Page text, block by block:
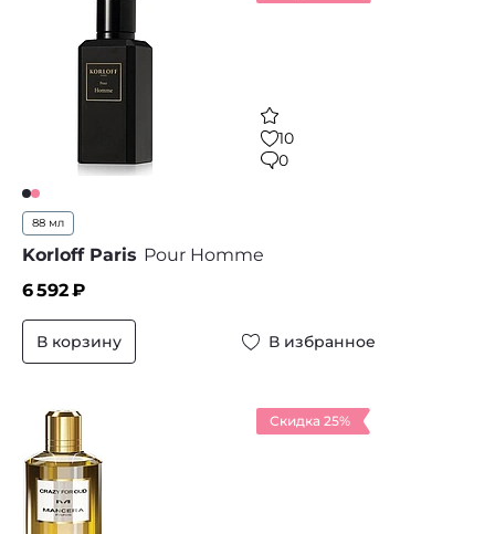
10
0
88 мл
Korloff Paris Pour Homme
6 592₽
В корзину В избранное
Скидка 25%